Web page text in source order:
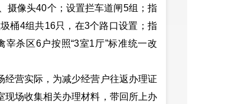
摄像头40个；设置拦车道闸5组；指
桶4组共16只，在3个路口设置；指
杀区6户按照“3室1厅”标准统一改
营实际，为减少经营户往返办理证
现场收集相关办理材料，带回所上办